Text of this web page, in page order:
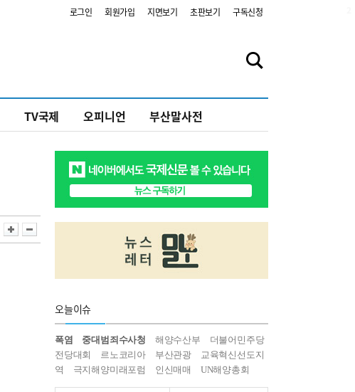
로그인 회원가입 지면보기 초판보기 구독신청
TV국제 오피니언 부산말사전
오늘이슈
폭염 중대범죄수사청 해양수산부
더불어민주당
전당대회
르노코리아 부산관광
교육혁신선도지
역
극지해양미래포럼 인신매매 UN해양총회